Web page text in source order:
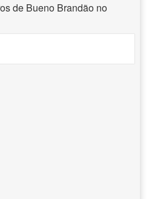
de Bueno Brandão no